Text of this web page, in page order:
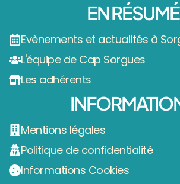
EN RÉSUMÉ
Evènements et actualités à
L'équipe de Cap Sorgues
Les adhérents
Mentions légales
Politique de confidentialité
Informations Cookies